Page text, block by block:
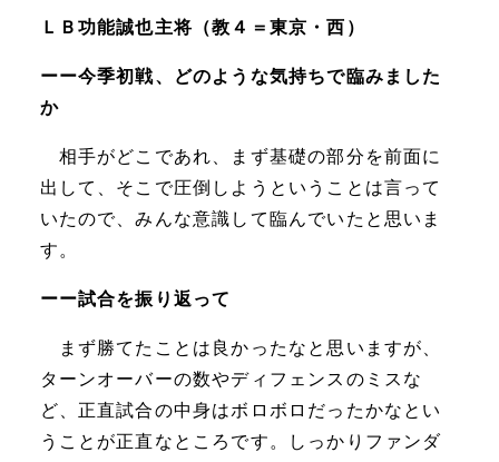
ＬＢ功能誠也主将（教４＝東京・西）
ーー今季初戦、どのような気持ちで臨みました
か
相手がどこであれ、まず基礎の部分を前面に
出して、そこで圧倒しようということは言って
いたので、みんな意識して臨んでいたと思いま
す。
ーー試合を振り返って
まず勝てたことは良かったなと思いますが、
ターンオーバーの数やディフェンスのミスな
ど、正直試合の中身はボロボロだったかなとい
うことが正直なところです。しっかりファンダ